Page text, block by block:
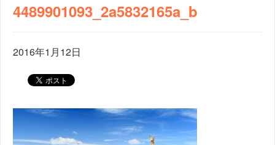
4489901093_2a5832165a_b
2016年1月12日